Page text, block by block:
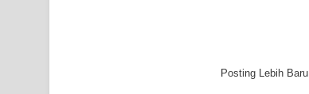
Posting Lebih Baru